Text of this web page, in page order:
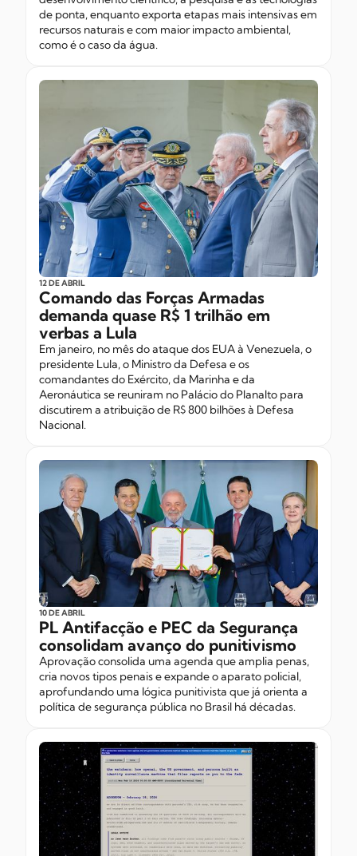
de ponta, enquanto exporta etapas mais intensivas em
recursos naturais e com maior impacto ambiental,
como é o caso da água.
12 DE ABRIL
Comando das Forças Armadas
demanda quase R$ 1 trilhão em
verbas a Lula
Em janeiro, no mês do ataque dos EUA à Venezuela, o
presidente Lula, o Ministro da Defesa e os
comandantes do Exército, da Marinha e da
Aeronáutica se reuniram no Palácio do Planalto para
discutirem a atribuição de R$ 800 bilhões à Defesa
Nacional.
10 DE ABRIL
PL Antifacção e PEC da Segurança
consolidam avanço do punitivismo
Aprovação consolida uma agenda que amplia penas,
cria novos tipos penais e expande o aparato policial,
aprofundando uma lógica punitivista que já orienta a
política de segurança pública no Brasil há décadas.